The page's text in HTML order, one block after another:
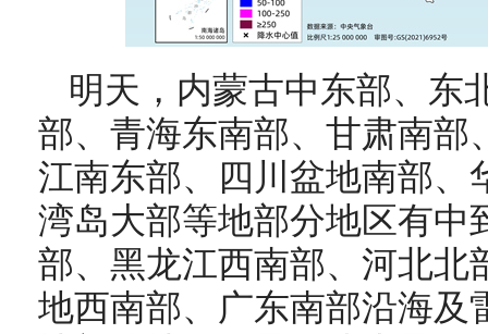
明天， 内蒙古中东部、东
部、青海东南部、甘肃南部
江南东部、四川盆地南部、
湾岛大部等地部分地区有中
部、黑龙江西南部、河北北
地西南部、广东南部沿海及